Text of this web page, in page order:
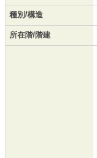
種別/構造
所在階/階建